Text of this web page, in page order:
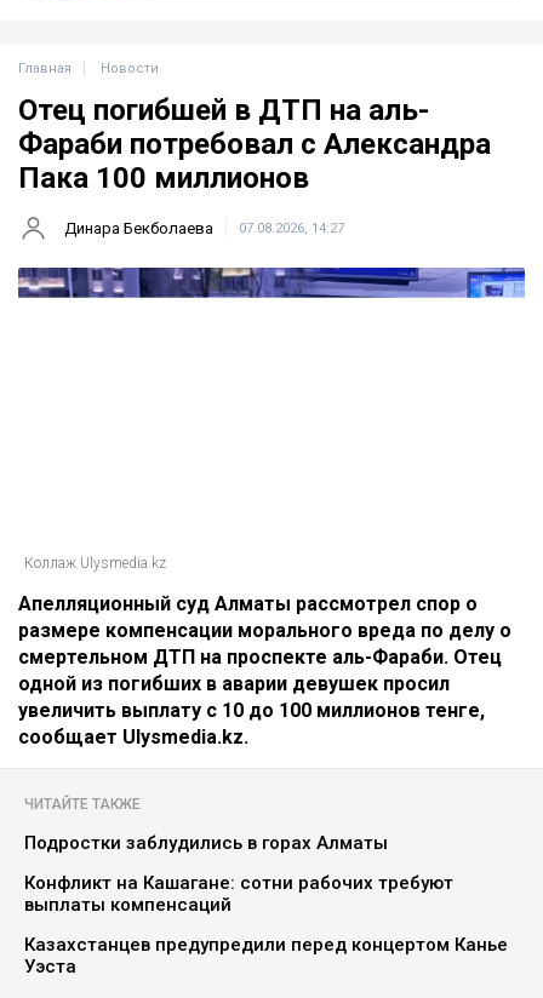
Главная Новости
Отец погибшей в ДТП на аль-
Фараби потребовал с Александра
Пака 100 миллионов
Динара Бекболаева 07.08.2026, 14:27
Коллаж Ulysmedia.kz
Апелляционный суд Алматы рассмотрел спор о
размере компенсации морального вреда по делу о
смертельном ДТП на проспекте аль-Фараби. Отец
одной из погибших в аварии девушек просил
увеличить выплату с 10 до 100 миллионов тенге,
сообщает Ulysmedia.kz.
ЧИТАЙТЕ ТАКЖЕ
Подростки заблудились в горах Алматы
Конфликт на Кашагане: сотни рабочих требуют
выплаты компенсаций
Казахстанцев предупредили перед концертом Канье
Уэста